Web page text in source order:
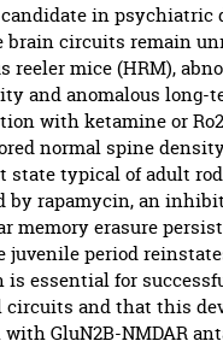
in psychiatric
circuits remain
mice (HRM),
and anomalous
with ketamine or
normal spine
state typical of adult
by rapamycin, an
memory erasure
period
essential for
and that this
GluN2B-NMDAR